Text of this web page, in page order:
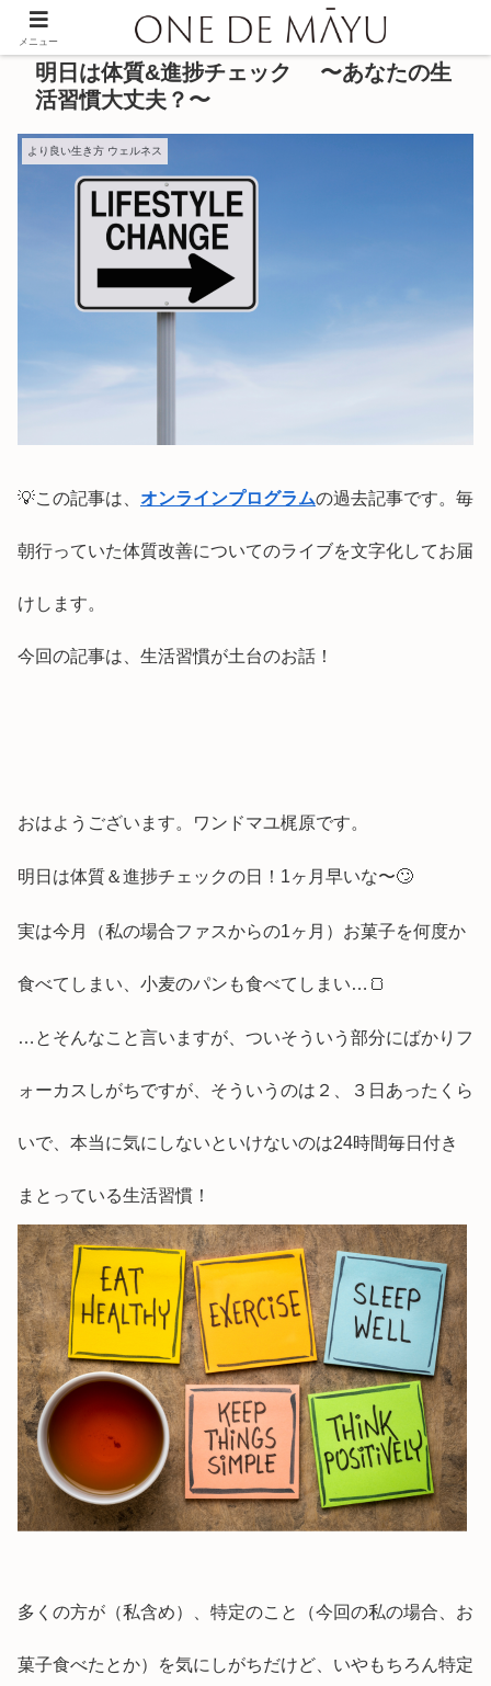
明日は体質&進捗チェック 〜あなたの生
活習慣大丈夫？〜
より良い生き方 ウェルネス
💡この記事は、 オンラインプログラムの過去記事です。毎
朝行っていた体質改善についてのライブを文字化してお届
けします。
今回の記事は、生活習慣が土台のお話！
おはようございます。ワンドマユ梶原です。
明日は体質＆進捗チェックの日！1ヶ月早いな〜🙄
実は今月（私の場合ファスからの1ヶ月）お菓子を何度か
食べてしまい、小麦のパンも食べてしまい…🍞
…とそんなこと言いますが、ついそういう部分にばかりフ
ォーカスしがちですが、そういうのは２、３日あったくら
いで、本当に気にしないといけないのは24時間毎日付き
まとっている生活習慣！
多くの方が（私含め）、特定のこと（今回の私の場合、お
菓子食べたとか）を気にしがちだけど、いやもちろん特定
メニュー